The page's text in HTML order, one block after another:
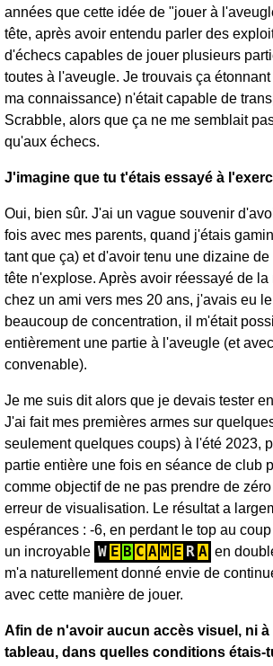
années que cette idée de "jouer à
tête, après avoir entendu parler des
d'échecs capables de jouer plusieurs
toutes à l'aveugle. Je trouvais ça
ma connaissance) n'était capable de
Scrabble, alors que ça ne me semblait
qu'aux échecs.
J'imagine que tu t'étais essayé à
Oui, bien sûr. J'ai un vague souvenir
fois avec mes parents, quand j'étais
tant que ça) et d'avoir tenu une dizaine
tête n'explose. Après avoir réessayé de
chez un ami vers mes 20 ans, j'avais eu
beaucoup de concentration, il m'était
entièrement une partie à l'aveugle (et
convenable).
Je me suis dit alors que je devais tester
J'ai fait mes premières armes sur
seulement quelques coups) à l'été 2023,
partie entière une fois en séance de club
comme objectif de ne pas prendre de
erreur de visualisation. Le résultat a
espérances : -6, en perdant le top au
un incroyable W E B C A M E R A en
m'a naturellement donné envie de
avec cette manière de jouer.
Afin de n'avoir aucun accès visuel, ni à
tableau, dans quelles conditions étais-